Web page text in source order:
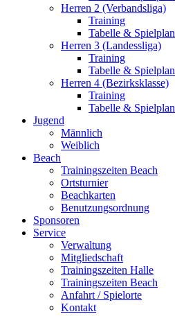
Herren 2 (Verbandsliga)
Training
Tabelle & Spielplan
Herren 3 (Landessliga)
Training
Tabelle & Spielplan
Herren 4 (Bezirksklasse)
Training
Tabelle & Spielplan
Jugend
Männlich
Weiblich
Beach
Trainingszeiten Beach
Ortsturnier
Beachkarten
Benutzungsordnung
Sponsoren
Service
Verwaltung
Mitgliedschaft
Trainingszeiten Halle
Trainingszeiten Beach
Anfahrt / Spielorte
Kontakt